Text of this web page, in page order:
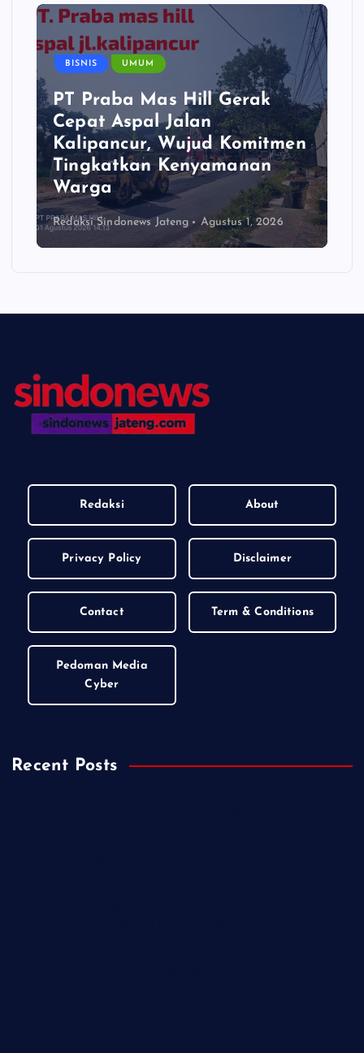
BISNIS UMUM
PT Praba Mas Hill Gerak
Cepat Aspal Jalan
Kalipancur, Wujud Komitmen
Tingkatkan Kenyamanan
Warga
Redaksi Sindonews Jateng Agustus 1, 2026
Redaksi About
Privacy Policy Disclaimer
Contact Term & Conditions
Pedoman Media
Cyber
Recent Posts